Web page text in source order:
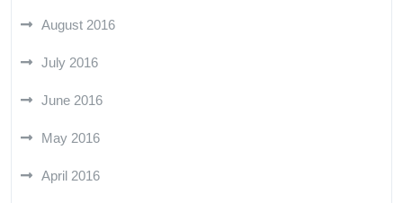
August 2016
July 2016
June 2016
May 2016
April 2016